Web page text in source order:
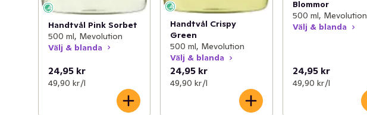
Handtvål Pink Sorbet
500 ml, Mevolution
Välj & blanda
24,95 kr
49,90 kr /l
Handtvål Crispy
Green
500 ml, Mevolution
Välj & blanda
24,95 kr
49,90 kr /l
Blommor
500 ml, Mevolution
Välj & blanda
24,95 kr
49,90 kr /l